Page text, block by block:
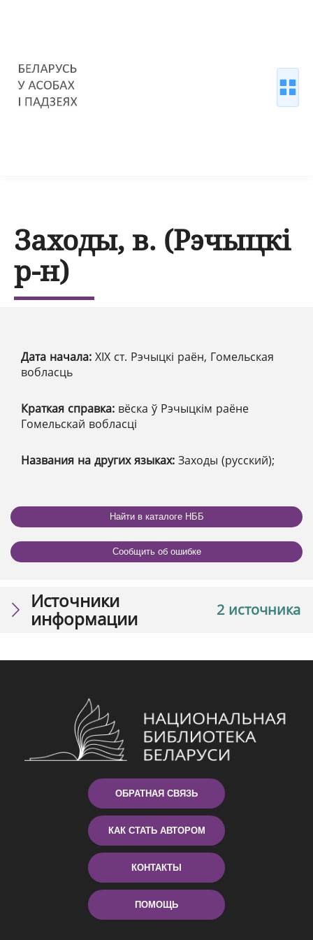
Заходы, в. (Рэчыцкі
р-н)
Дата начала: XІX ст. Рэчыцкі раён, Гомельская
вобласць
Краткая справка: вёска ў Рэчыцкім раёне
Гомельскай вобласці
Названия на других языках: Заходы (русский);
Найти в каталоге НББ
Сообщить об ошибке
2 источника
Источники
информации
ОБРАТНАЯ СВЯЗЬ
КАК СТАТЬ АВТОРОМ
КОНТАКТЫ
ПОМОЩЬ